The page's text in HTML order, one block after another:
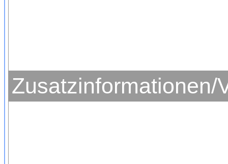
Zusatzinformationen/